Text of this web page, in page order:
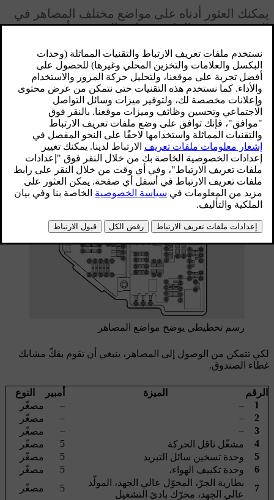
محدّث 30‏/03‏/2026
يمكنك العثور أدناه على مواضع مختلف المصاهر في
الصندوق، في حال كنت بحاجة إلى تغيير أحد هذه
حماية المكوّنات الإلكترونية الخاصة بميزات المحرّك
والفرامل على سبيل المثال. كما يوجد في سيارتك
عدة صناديق مخصّصة للمصاهر.
موقع صندوق المصاهر
رسم تخطيطي يوضح مواضع المصاهر
لكي تتمكن من الوصول إلى المصاهر، ينبغي أن تقوم بفكّ مشابك
غطاء الصندوق.
الرقم الميزة أمبير
النوع
1
–
–
مصغّر
2
–
–
مصغّر
3
–
–
مصغّر
4
مشغّل ناقل الحركة 5
مصغّر
5
وحدة تسخين سائل التبريد 5
مصغّر
6
وحدة تكييف الهواء، 5
مصغّر
7
بطارية الجرّ، المحوّل عالي الجهد، المولّد
عالي الجهد، محرّك بادئ التشغيل
5
مصغّر